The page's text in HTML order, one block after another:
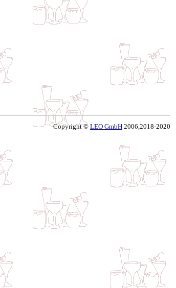
Copyright © LEO GmbH 2006,2018-2020